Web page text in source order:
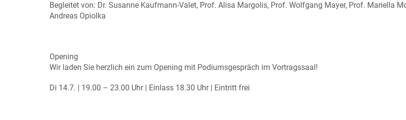
Begleitet von: Dr. Susanne Kaufmann-Valet, Prof. Alisa Margolis, Prof. Wolfgang Mayer, Prof. Mariella
Andreas Opiolka
Opening
Wir laden Sie herzlich ein zum Opening mit Podiumsgespräch im Vortragssaal!
Di 14.7. | 19.00 – 23.00 Uhr | Einlass 18.30 Uhr | Eintritt frei